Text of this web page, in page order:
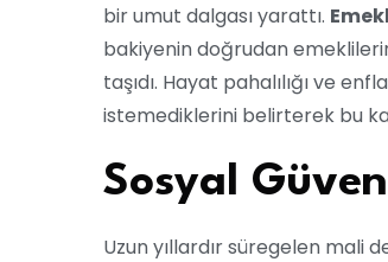
bir umut dalgası yarattı.
bakiyenin doğrudan
taşıdı. Hayat pahalılığı ve
istemediklerini belirterek bu
Sosyal
Uzun yıllardır süregelen mali